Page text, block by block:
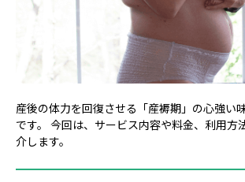
産後の体力を回復させる「産褥期」の心強い
です。 今回は、サービス内容や料金、利用方
介します。